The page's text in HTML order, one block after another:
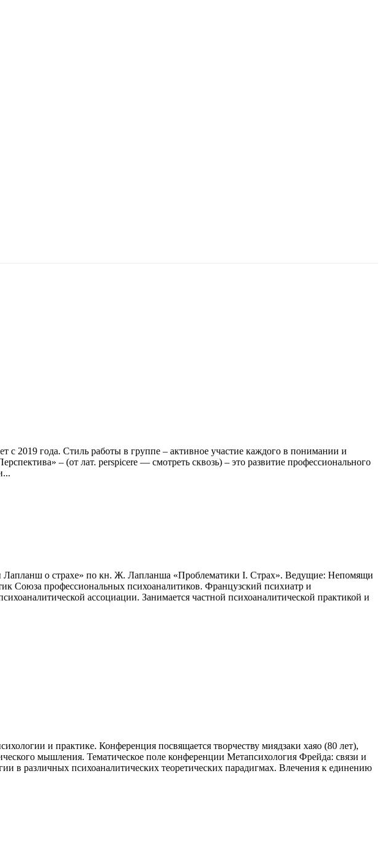
с 2019 года. Стиль работы в группе – активное участие каждого в понимании и
– (от лат. perspicere — смотреть сквозь) – это развитие профессионального
Лапланш о страхе» по кн. Ж. Лапланша «Проблематики I. Страх». Ведущие: Непомящи
Союза профессиональных психоаналитиков. Французский психиатр и
ассоциации. Занимается частной психоаналитической практикой и
и практике. Конференция посвящается творчеству миядзаки хаяо (80 лет),
мышления. Тематическое поле конференции Метапсихология Фрейда: связи и
в различных психоаналитических теоретических парадигмах. Влечения к единению